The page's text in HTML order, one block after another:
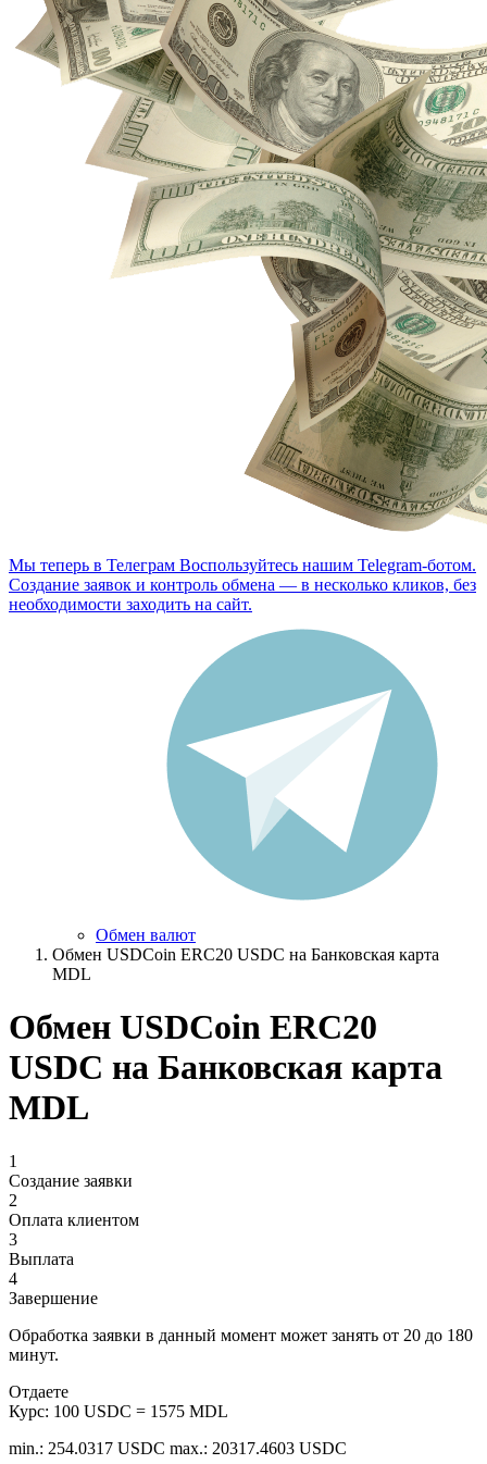
Мы теперь в Телеграм Воспользуйтесь нашим Telegram-ботом.
Создание заявок и контроль обмена — в несколько кликов, без
необходимости заходить на сайт.
Обмен валют
Обмен USDCoin ERC20 USDC на Банковская карта
MDL
Обмен USDCoin ERC20
USDC на Банковская карта
MDL
1
Создание заявки
2
Оплата клиентом
3
Выплата
4
Завершение
Обработка заявки в данный момент может занять от 20 до 180
минут.
Отдаете
Курс: 100 USDC = 1575 MDL
min.: 254.0317 USDC max.: 20317.4603 USDC